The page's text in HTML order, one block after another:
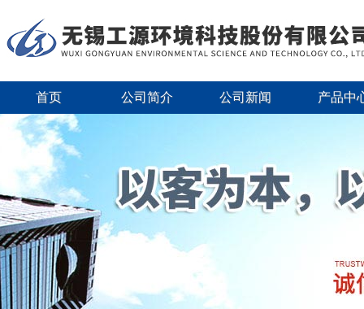
首页 公司简介 公司新闻 产品中